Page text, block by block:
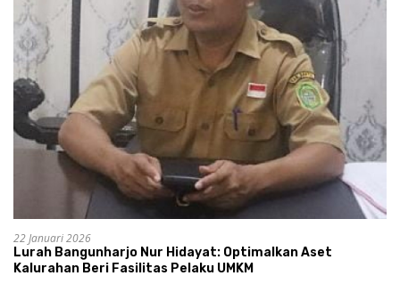
22 Januari 2026
Lurah Bangunharjo Nur Hidayat: Optimalkan Aset
Kalurahan Beri Fasilitas Pelaku UMKM